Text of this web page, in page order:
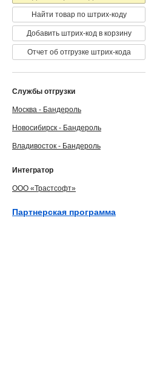
код
Найти товар по штрих-коду
Добавить штрих-код в корзину
Отчет об отгрузке штрих-кода
Службы отгрузки
Москва - Бандероль
Новосибирск - Бандероль
Владивосток - Бандероль
Интегратор
ООО «Трастсофт»
Партнерская программа